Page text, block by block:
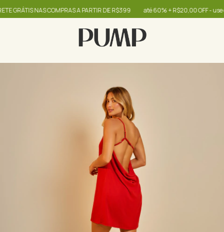
NAS COMPRAS A PARTIR DE R$399 até 60% + R$20,00 OFF - use o